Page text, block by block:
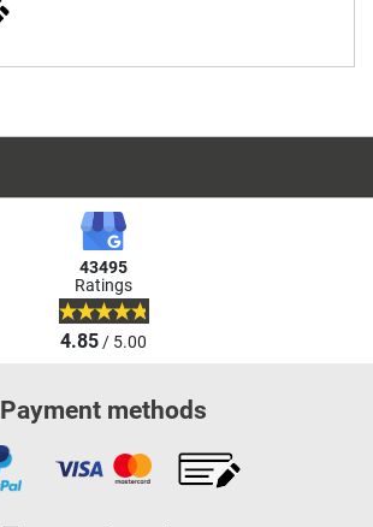
43495
Ratings
4.85/ 5.00
Payment methods